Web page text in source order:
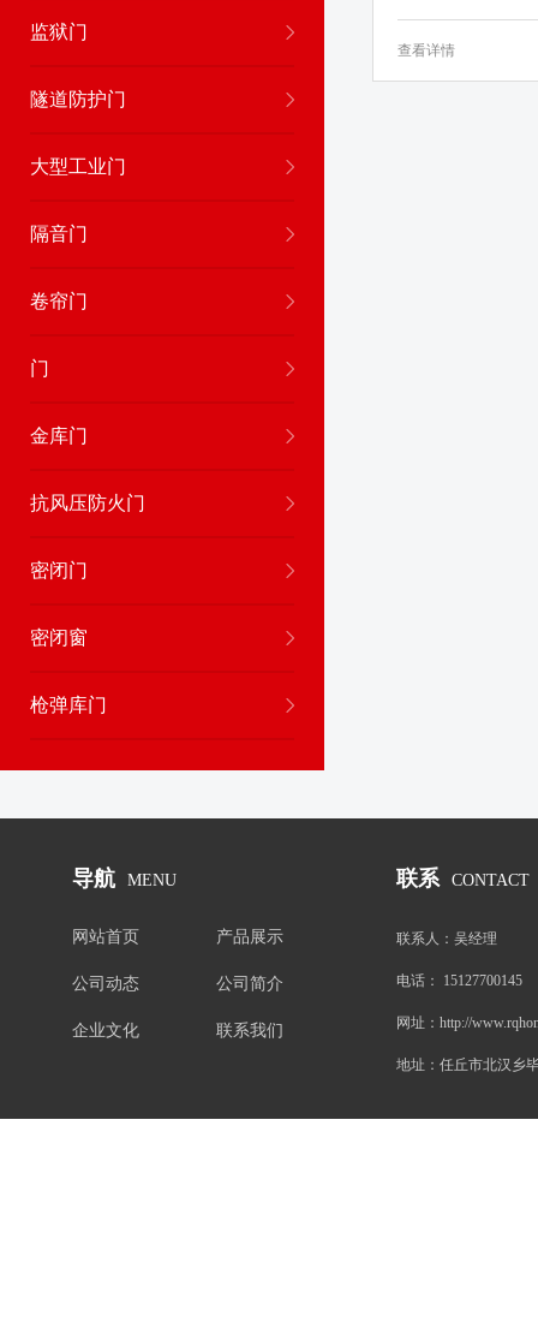
监狱门
隧道防护门
大型工业门
隔音门
卷帘门
门
金库门
抗风压防火门
密闭门
密闭窗
枪弹库门
查看详情
导航 MENU
网站首页 产品展示
公司动态 公司简介
企业文化 联系我们
联系 CONTACT
联系人： 吴经理
电话： 15127700145
网址： http://
地址： 任丘市北汉乡